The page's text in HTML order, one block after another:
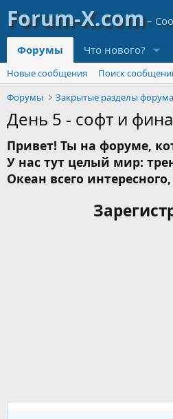
Форумы Что нового?
Новые сообщения
Поиск
Форумы
Закрытые разделы форума
День 5 - софт и
Привет! Ты на форуме,
У нас тут целый мир:
Океан всего